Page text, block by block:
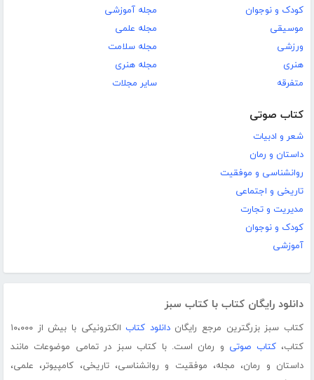
کودک و نوجوان
موسیقی
ورزشی
هنری
متفرقه
مجله آموزشی
مجله علمی
مجله سلامت
مجله هنری
سایر مجلات
کتاب صوتی
شعر و ادبیات
داستان و رمان
روانشناسی و موفقیت
تاریخی و اجتماعی
مدیریت و تجارت
کودک و نوجوان
آموزشی
دانلود رایگان کتاب با کتاب سبز
کتاب سبز بزرگترین مرجع رایگاندانلود کتاب
الکترونیکی با بیش از ۱۰،۰۰۰
کتاب،کتاب صوتی و رمان است. با کتاب سبز در تمامی موضوعات مانند
داستان و رمان، مجله، موفقیت و روانشناسی، تاریخی، کامپیوتر، علمی،